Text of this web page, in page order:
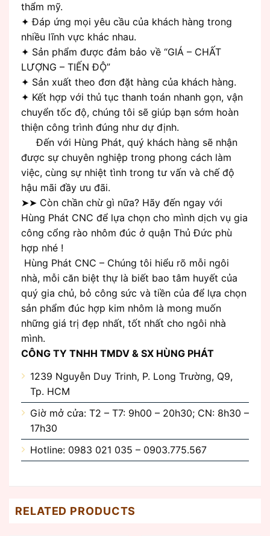
thẩm mỹ.
✦ Đáp ứng mọi yêu cầu của khách hàng trong
nhiều lĩnh vực khác nhau.
✦ Sản phẩm được đảm bảo về “GIÁ – CHẤT
LƯỢNG – TIẾN ĐỘ”
✦ Sản xuất theo đơn đặt hàng của khách hàng.
✦ Kết hợp với thủ tục thanh toán nhanh gọn, vận
chuyển tốc độ, chúng tôi sẽ giúp bạn sớm hoàn
thiện công trình đúng như dự định.
Đến với Hùng Phát, quý khách hàng sẽ nhận
được sự chuyên nghiệp trong phong cách làm
việc, cùng sự nhiệt tình trong tư vấn và chế độ
hậu mãi đầy ưu đãi.
➤➤ Còn chần chừ gì nữa? Hãy đến ngay với
Hùng Phát CNC để lựa chọn cho mình dịch vụ gia
công cổng rào nhôm đúc ở quận Thủ Đức phù
hợp nhé !
Hùng Phát CNC – Chúng tôi hiểu rõ mỗi ngôi
nhà, mỗi căn biệt thự là biết bao tâm huyết của
quý gia chủ, bỏ công sức và tiền của để lựa chọn
sản phẩm đúc hợp kim nhôm là mong muốn
những giá trị đẹp nhất, tốt nhất cho ngôi nhà
mình.
CÔNG TY TNHH TMDV & SX HÙNG PHÁT
1239 Nguyễn Duy Trinh, P. Long Trường, Q9,
Tp. HCM
Giờ mở cửa: T2 – T7: 9h00 – 20h30; CN: 8h30 –
17h30
Hotline: 0983 021 035 – 0903.775.567
RELATED PRODUCTS